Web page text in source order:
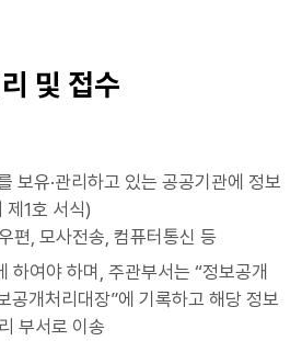
및 접수
보유·관리하고 있는 공공기관에 정보
제1호 서식)
편, 모사전송, 컴퓨터통신 등
하여야 하며, 주관부서는 “정보공개
공개처리대장”에 기록하고 해당 정보
부서로 이송